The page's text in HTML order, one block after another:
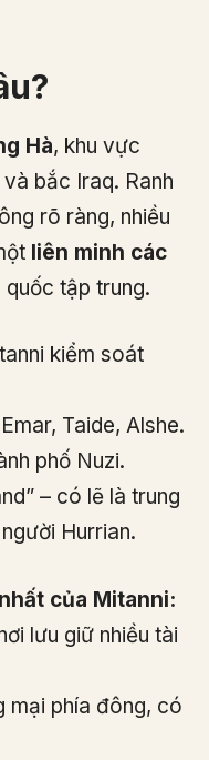
Hà, khu vực
bắc Iraq. Ranh
rõ ràng, nhiều
liên minh các
tập trung.
kiểm soát
Taide, Alshe.
phố Nuzi.
– có lẽ là trung
Hurrian.
của Mitanni:
lưu giữ nhiều tài
mại phía đông, có